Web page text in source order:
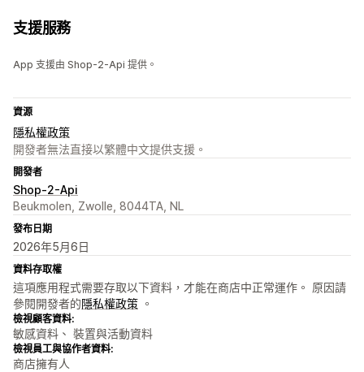
支援服務
App 支援由 Shop-2-Api 提供。
資源
隱私權政策
開發者無法直接以繁體中文提供支援。
開發者
Shop-2-Api
Beukmolen, Zwolle, 8044TA, NL
發布日期
2026年5月6日
資料存取權
這項應用程式需要存取以下資料，才能在商店中正常運作。 原因請
參閱開發者的隱私權政策 。
檢視顧客資料:
敏感資料、 裝置與活動資料
檢視員工與協作者資料:
商店擁有人